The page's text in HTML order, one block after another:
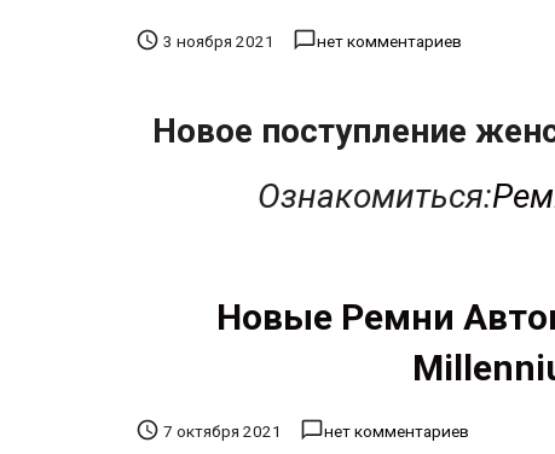
 3 ноября 2021 нет комментариев
Новое поступление
Ознакомиться:
Новые Ремни
 7 октября 2021 нет комментариев